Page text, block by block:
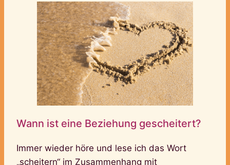
Wann ist eine Beziehung gescheitert?
Immer wieder höre und lese ich das Wort
„scheitern“ im Zusammenhang mit